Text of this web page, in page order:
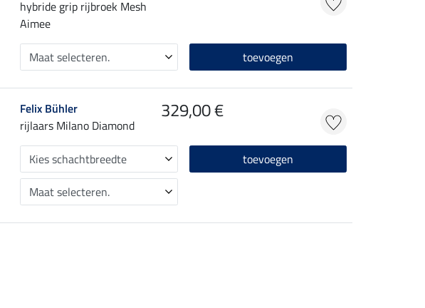
hybride grip rijbroek Mesh
Aimee
toevoegen
Felix Bühler
rijlaars Milano Diamond
329,00 €
toevoegen